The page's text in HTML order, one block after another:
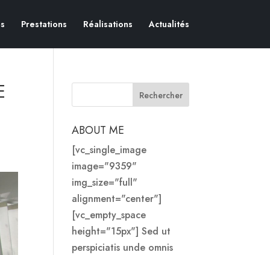
Prestations Réalisations Actualités
ABOUT ME
[vc_single_image
image="9359"
img_size="full"
alignment="center"]
[vc_empty_space
height="15px"] Sed ut
perspiciatis unde omnis